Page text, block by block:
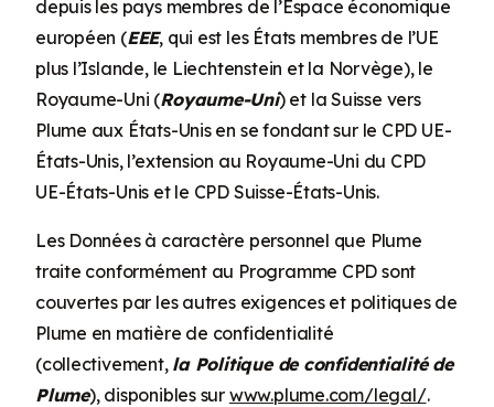
depuis les pays membres de l’Espace économique
européen (EEE, qui est les États membres de l’UE
plus l’Islande, le Liechtenstein et la Norvège), le
Royaume-Uni (Royaume-Uni) et la Suisse vers
Plume aux États-Unis en se fondant sur le CPD UE-
États-Unis, l’extension au Royaume-Uni du CPD
UE-États-Unis et le CPD Suisse-États-Unis.
Les Données à caractère personnel que Plume
traite conformément au Programme CPD sont
couvertes par les autres exigences et politiques de
Plume en matière de confidentialité
(collectivement, la Politique de confidentialité de
Plume), disponibles sur www.plume.com/legal/.